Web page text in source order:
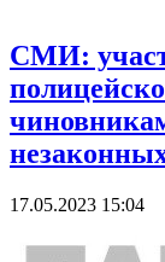
СМИ:
17.05.2023 15:04